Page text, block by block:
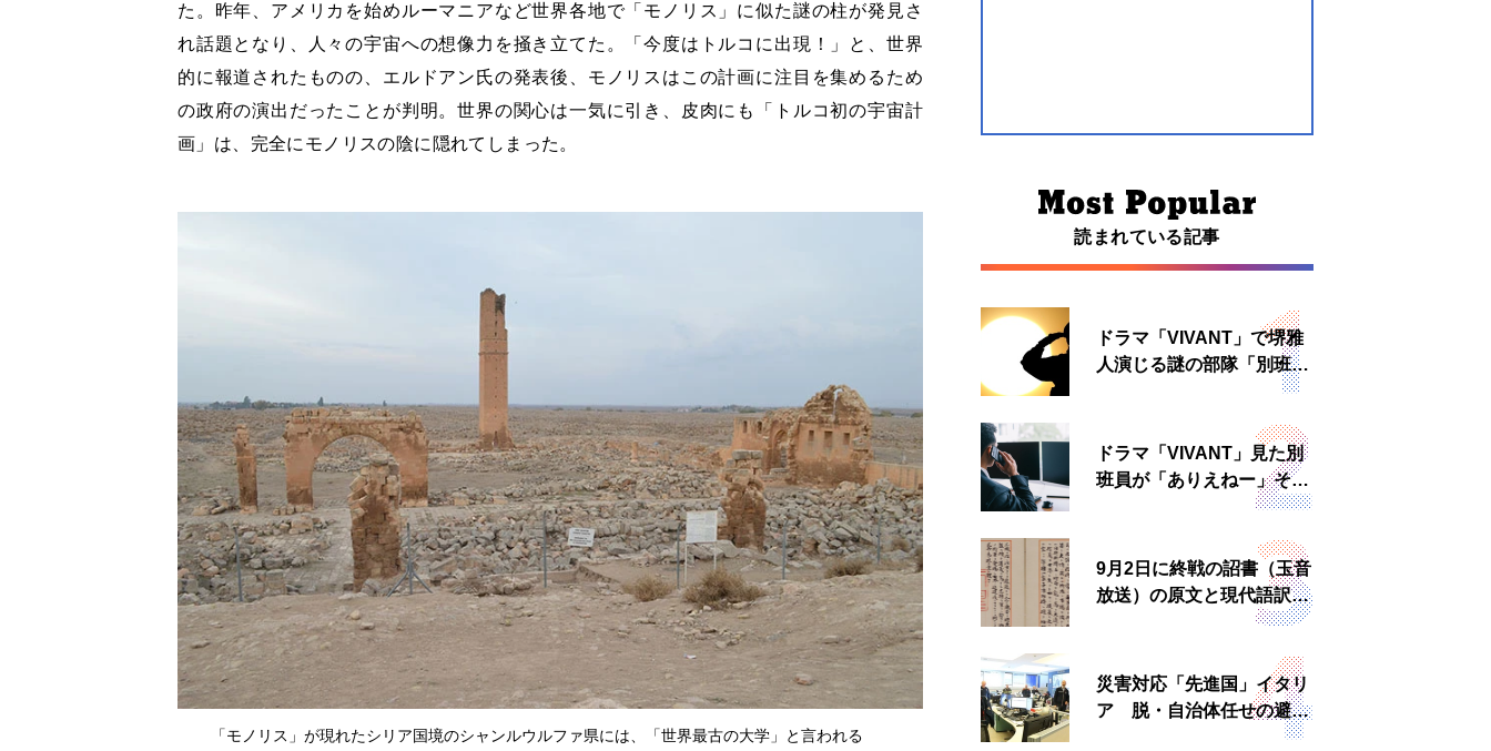
た。昨年、アメリカを始めルーマニアなど世界各地で「モノリス」に似た謎の柱が発見さ
れ話題となり、人々の宇宙への想像力を掻き立てた。「今度はトルコに出現！」と、世界
的に報道されたものの、エルドアン氏の発表後、モノリスはこの計画に注目を集めるため
の政府の演出だったことが判明。世界の関心は一気に引き、皮肉にも「トルコ初の宇宙計
画」は、完全にモノリスの陰に隠れてしまった。
「モノリス」が現れたシリア国境のシャンルウルファ県には、「世界最古の大学」と言われる
読まれている記事
ドラマ「VIVANT」で堺雅
人演じる謎の部隊「別班」
は実在する？内情知る人物
ドラマ「VIVANT」見た別
班員が「ありえねー」その
理由とは 非公然組織ゆえ
9月2日に終戦の詔書（玉音
放送）の原文と現代語訳を
読む もう一つの「終戦の
災害対応「先進国」イタリ
ア 脱・自治体任せの避難
所運営、被災者への温かい